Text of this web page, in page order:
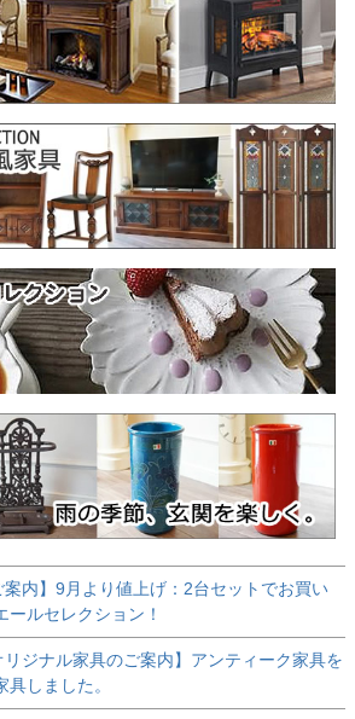
案内】9月より値上げ：2台セットでお買い
ルセレクション！
リジナル家具のご案内】アンティーク家具を
しました。